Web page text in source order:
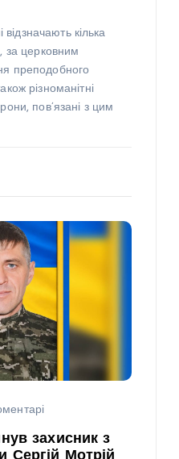
відзначають кілька
за церковним
преподобного
різноманітні
пов’язані з цим
захисник з
Сергій Мотрій